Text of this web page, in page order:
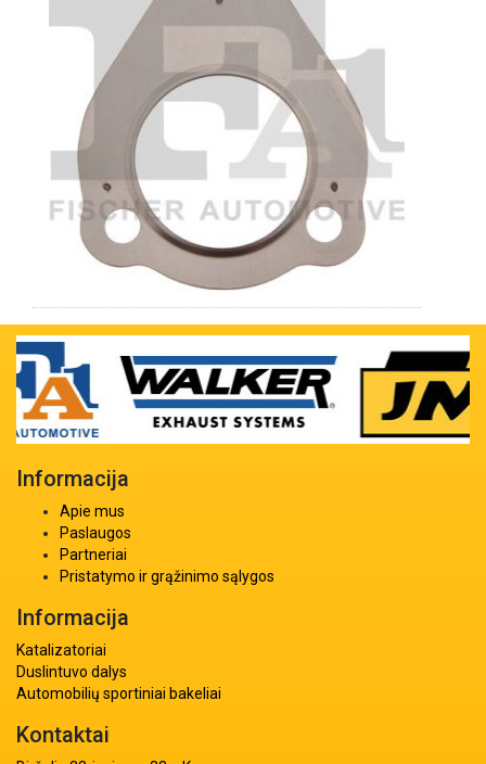
Informacija
Apie mus
Paslaugos
Partneriai
Pristatymo ir grąžinimo sąlygos
Informacija
Katalizatoriai
Duslintuvo dalys
Automobilių sportiniai bakeliai
Kontaktai